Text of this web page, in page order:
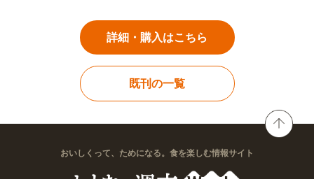
詳細・購入はこちら
既刊の一覧
おいしくって、ためになる。食を楽しむ情報サイト